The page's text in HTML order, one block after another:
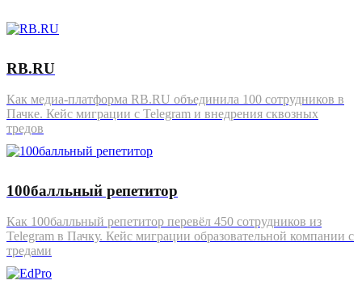
RB.RU
Как медиа-платформа RB.RU объединила 100 сотрудников в
Пачке. Кейс миграции с Telegram и внедрения сквозных
тредов
100балльный репетитор
Как 100балльный репетитор перевёл 450 сотрудников из
Telegram в Пачку. Кейс миграции образовательной компании с
тредами